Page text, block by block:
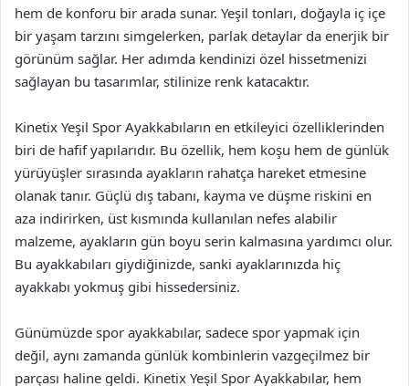
hem de konforu bir arada sunar. Yeşil tonları, doğayla iç içe
bir yaşam tarzını simgelerken, parlak detaylar da enerjik bir
görünüm sağlar. Her adımda kendinizi özel hissetmenizi
sağlayan bu tasarımlar, stilinize renk katacaktır.
Kinetix Yeşil Spor Ayakkabıların en etkileyici özelliklerinden
biri de hafif yapılarıdır. Bu özellik, hem koşu hem de günlük
yürüyüşler sırasında ayakların rahatça hareket etmesine
olanak tanır. Güçlü dış tabanı, kayma ve düşme riskini en
aza indirirken, üst kısmında kullanılan nefes alabilir
malzeme, ayakların gün boyu serin kalmasına yardımcı olur.
Bu ayakkabıları giydiğinizde, sanki ayaklarınızda hiç
ayakkabı yokmuş gibi hissedersiniz.
Günümüzde spor ayakkabılar, sadece spor yapmak için
değil, aynı zamanda günlük kombinlerin vazgeçilmez bir
parçası haline geldi. Kinetix Yeşil Spor Ayakkabılar, hem